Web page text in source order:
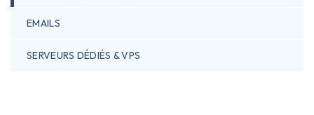
EMAILS
SERVEURS DÉDIÉS & VPS